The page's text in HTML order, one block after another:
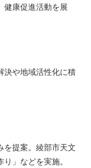
健康促進活動を展
決や地域活性化に積
を提案。綾部市天文
」などを実施。